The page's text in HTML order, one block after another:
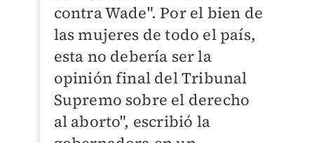
contra Wade". Por el bien de
las mujeres de todo el país,
esta no debería ser la
opinión final del Tribunal
Supremo sobre el derecho
al aborto", escribió la